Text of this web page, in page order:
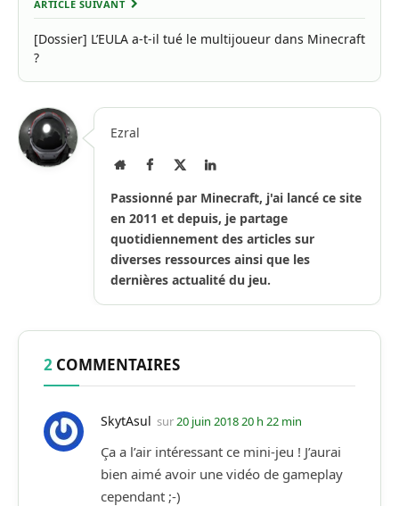
ARTICLE SUIVANT
[Dossier] L’EULA a-t-il tué le multijoueur dans Minecraft
?
Ezral
Site
Facebook LinkedIn
Passionné par Minecraft, j'ai lancé ce site
en 2011 et depuis, je partage
quotidiennement des articles sur
diverses ressources ainsi que les
dernières actualité du jeu.
2 COMMENTAIRES
SkytAsul sur20 juin 2018 20 h 22 min
Ça a l’air intéressant ce mini-jeu ! J’aurai
bien aimé avoir une vidéo de gameplay
cependant ;-)